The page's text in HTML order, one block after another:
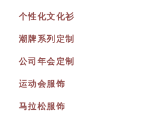
个性化文化衫
潮牌系列定制
公司年会定制
运动会服饰
马拉松服饰